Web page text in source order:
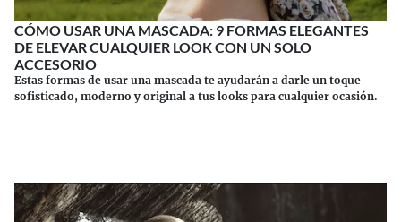
CÓMO USAR UNA MASCADA: 9 FORMAS ELEGANTES
DE ELEVAR CUALQUIER LOOK CON UN SOLO
ACCESORIO
Estas formas de usar una mascada te ayudarán a darle un toque
sofisticado, moderno y original a tus looks para cualquier ocasión.